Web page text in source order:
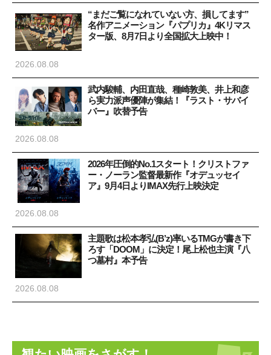
“まだご覧になれていない方、損してます”
名作アニメーション『パプリカ』4Kリマス
ター版、8月7日より全国拡大上映中！
2026.08.08
武内駿輔、内田直哉、種崎敦美、井上和彦
ら実力派声優陣が集結！『ラスト・サバイ
バー』吹替予告
2026.08.08
2026年圧倒的No.1スタート！クリストファ
ー・ノーラン監督最新作『オデュッセイ
ア』9月4日よりIMAX先行上映決定
2026.08.08
主題歌は松本孝弘(B’z)率いるTMGが書き下
ろす「DOOM」に決定！尾上松也主演『八
つ墓村』本予告
2026.08.08